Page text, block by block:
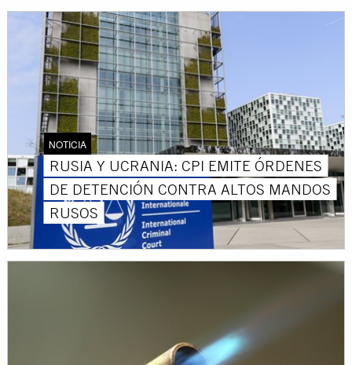
NOTICIA
RUSIA Y UCRANIA: CPI EMITE ÓRDENES
DE DETENCIÓN CONTRA ALTOS MANDOS
RUSOS